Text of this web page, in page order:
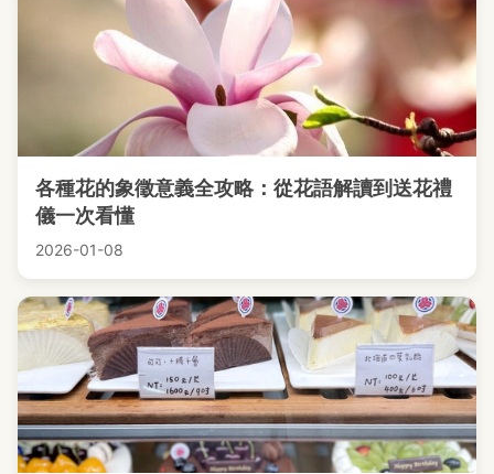
各種花的象徵意義全攻略：從花語解讀到送花禮
儀一次看懂
2026-01-08